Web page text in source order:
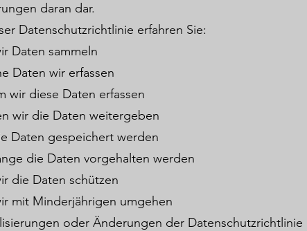
daran dar.
Datenschutzrichtlinie erfahren Sie:
Daten sammeln
Daten wir erfassen
wir diese Daten erfassen
wir die Daten weitergeben
Daten gespeichert werden
die Daten vorgehalten werden
die Daten schützen
mit Minderjährigen umgehen
oder Änderungen der Datenschutzrichtlinie